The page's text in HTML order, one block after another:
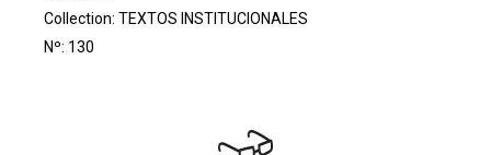
Collection: TEXTOS INSTITUCIONALES
Nº: 130